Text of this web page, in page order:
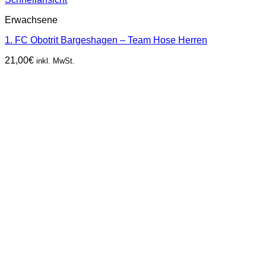
Erwachsene
1. FC Obotrit Bargeshagen – Team Hose Herren
21,00€ inkl. MwSt.